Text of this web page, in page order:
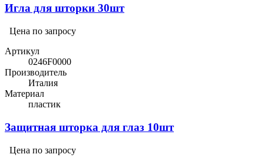
Игла для шторки 30шт
Цена по запросу
Артикул
0246F0000
Производитель
Италия
Материал
пластик
Защитная шторка для глаз 10шт
Цена по запросу